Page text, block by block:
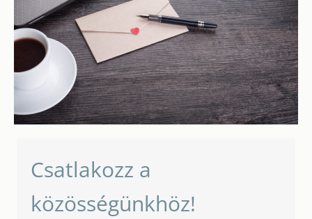
Csatlakozz a
közösségünkhöz!